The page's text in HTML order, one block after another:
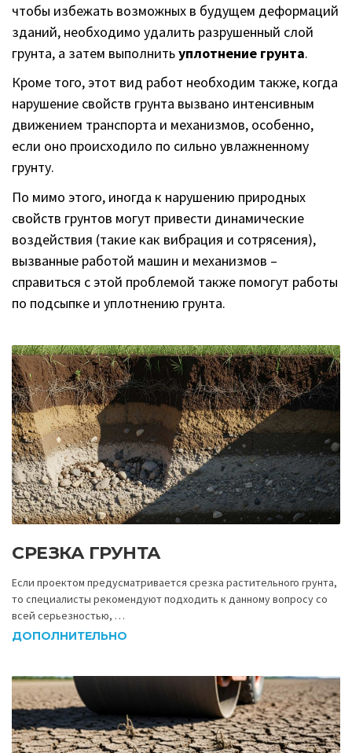
чтобы избежать возможных в будущем деформаций
зданий, необходимо удалить разрушенный слой
грунта, а затем выполнитьуплотнение грунта.
Кроме того, этот вид работ необходим также, когда
нарушение свойств грунта вызвано интенсивным
движением транспорта и механизмов, особенно,
если оно происходило по сильно увлажненному
грунту.
По мимо этого, иногда к нарушению природных
свойств грунтов могут привести динамические
воздействия (такие как вибрация и сотрясения),
вызванные работой машин и механизмов –
справиться с этой проблемой также помогут работы
по подсыпке и уплотнению грунта.
СРЕЗКА ГРУНТА
Если проектом предусматривается срезка растительного грунта,
то специалисты рекомендуют подходить к данному вопросу со
всей серьезностью, …
ДОПОЛНИТЕЛЬНО